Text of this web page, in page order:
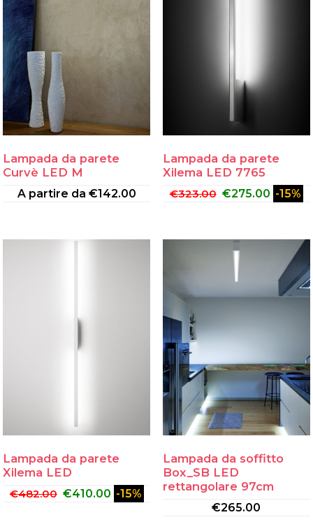
Lampada da parete
Curvè LED M
A partire da €142.00
Lampada da parete
Xilema LED 7765
€323.00 €275.00 -15%
Lampada da parete
Xilema LED
€482.00 €410.00 -15%
Lampada da soffitto
Box_SB LED
rettangolare 97cm
€265.00